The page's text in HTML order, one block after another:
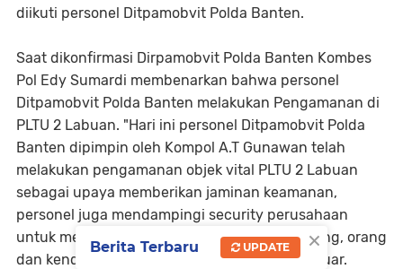
diikuti personel Ditpamobvit Polda Banten.
Saat dikonfirmasi Dirpamobvit Polda Banten Kombes
Pol Edy Sumardi membenarkan bahwa personel
Ditpamobvit Polda Banten melakukan Pengamanan di
PLTU 2 Labuan. "Hari ini personel Ditpamobvit Polda
Banten dipimpin oleh Kompol A.T Gunawan telah
melakukan pengamanan objek vital PLTU 2 Labuan
sebagai upaya memberikan jaminan keamanan,
personel juga mendampingi security perusahaan
untuk melakukan pemeriksaan terhadap barang, orang
dan kendaraan yang akan masuk maupun keluar.
×
Berita Terbaru UPDATE